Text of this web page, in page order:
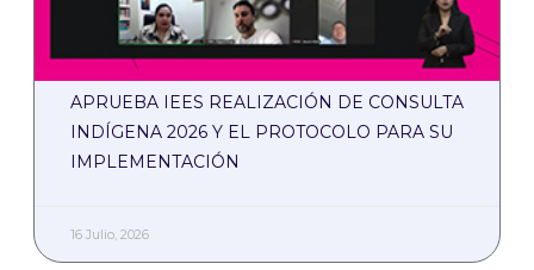
APRUEBA IEES REALIZACIÓN DE CONSULTA
INDÍGENA 2026 Y EL PROTOCOLO PARA SU
IMPLEMENTACIÓN
16 Julio, 2026